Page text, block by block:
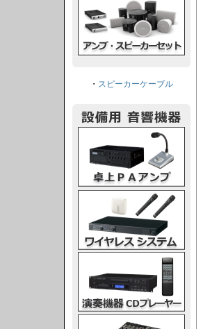
・ スピーカーケーブル